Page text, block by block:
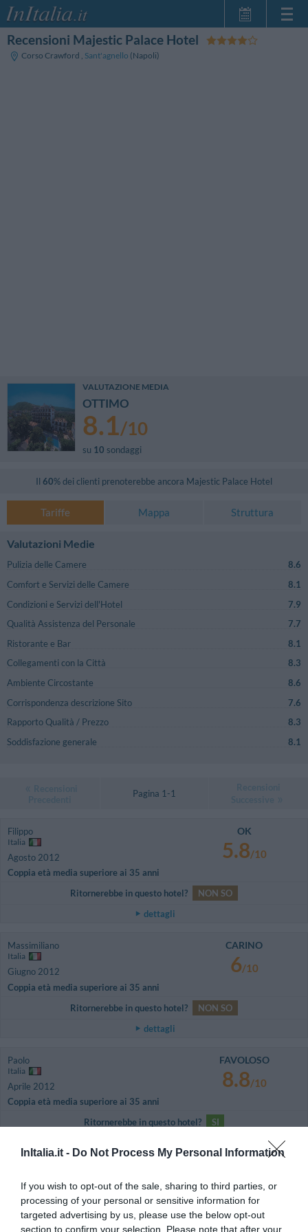
InItalia.it - Do Not Process My Personal Information
If you wish to opt-out of the sale, sharing to third parties, or
processing of your personal or sensitive information for
targeted advertising by us, please use the below opt-out
section to confirm your selection. Please note that after your
Home Page
Recensioni Majestic Palace Hotel
Corso Crawford , Sant'agnello (Napoli)
VALUTAZIONE MEDIA
OTTIMO
8.1/10
su 10 sondaggi
Il 60% dei clienti prenoterebbe ancora Majestic Palace Hotel
Tariffe Mappa Struttura
Valutazioni Medie
Pulizia delle Camere
8.6
Comfort e Servizi delle Camere
8.1
Condizioni e Servizi dell'Hotel
7.9
Qualità Assistenza del Personale
7.7
Ristorante e Bar
8.1
Collegamenti con la Città
8.3
Ambiente Circostante
8.6
Corrispondenza descrizione Sito
7.6
Rapporto Qualità / Prezzo
8.3
Soddisfazione generale
8.1
Pagina 1-1
Filippo
Italia
Agosto 2012
Coppia età media superiore ai 35 anni
OK
5.8/10
Ritornerebbe in questo hotel?
NON SO
dettagli
Massimiliano
Italia
Giugno 2012
Coppia età media superiore ai 35 anni
CARINO
6/10
Ritornerebbe in questo hotel?
NON SO
dettagli
Paolo
Italia
Aprile 2012
Coppia età media superiore ai 35 anni
FAVOLOSO
8.8/10
Ritornerebbe in questo hotel?
SI
Italia
Ottobre 2010
Viaggiatore Singolo Business
8.4/10